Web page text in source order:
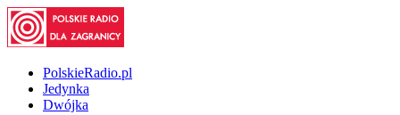
PolskieRadio.pl
Jedynka
Dwójka